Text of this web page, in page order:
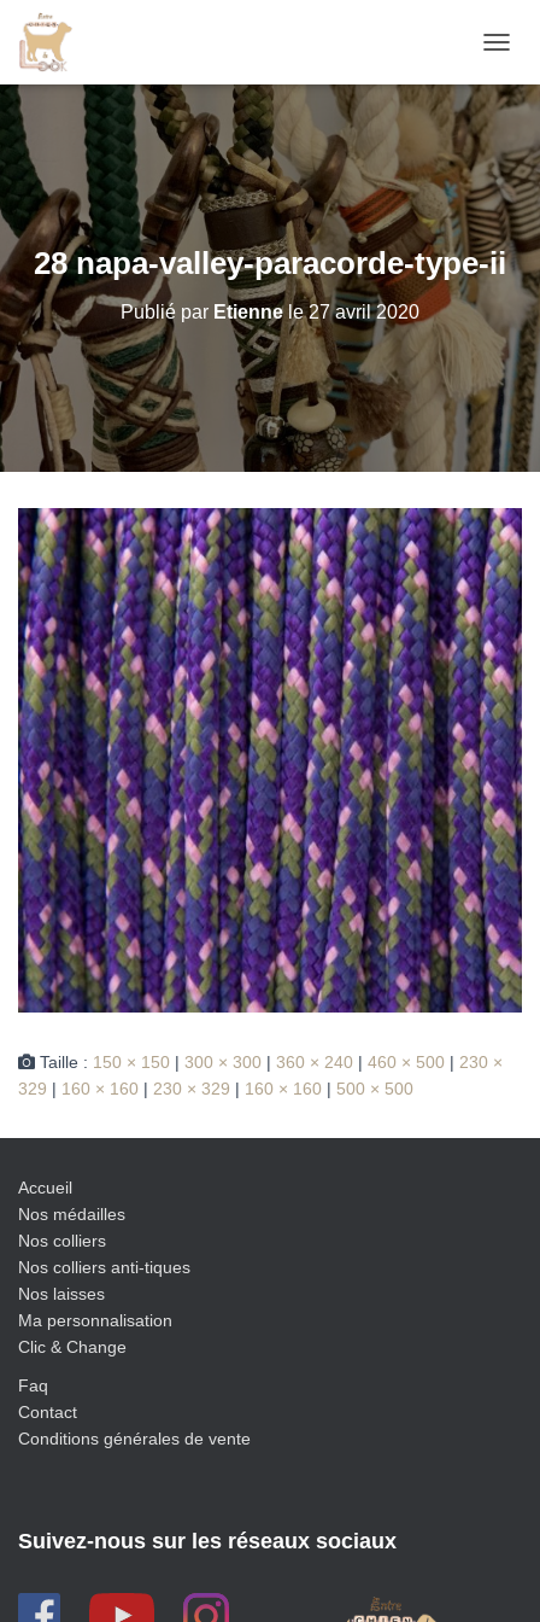
É
P
E
R
L
A
N
I
G
A
T
O
N
28 napa-valley-paracorde-type-ii
Publié par Etiennele27 avril 2020
Taille : 150 × 150 | 300 × 300 | 360 × 240 | 460 × 500 | 230 ×
329 | 160 × 160 | 230 × 329 | 160 × 160 | 500 × 500
Accueil
Nos médailles
Nos colliers
Nos colliers anti-tiques
Nos laisses
Ma personnalisation
Clic & Change
Faq
Contact
Conditions générales de vente
Suivez-nous sur les réseaux sociaux